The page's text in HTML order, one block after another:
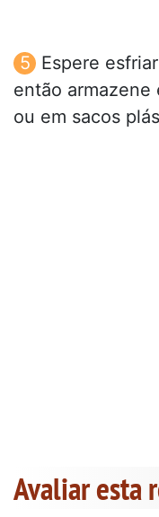
Espere
então armazene
ou em sacos
Avaliar esta